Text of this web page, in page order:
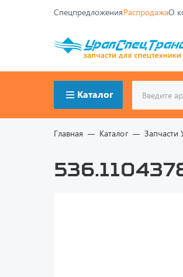
СпецпредложенияРаспродажаО
Каталог
Главная Каталог Запчасти